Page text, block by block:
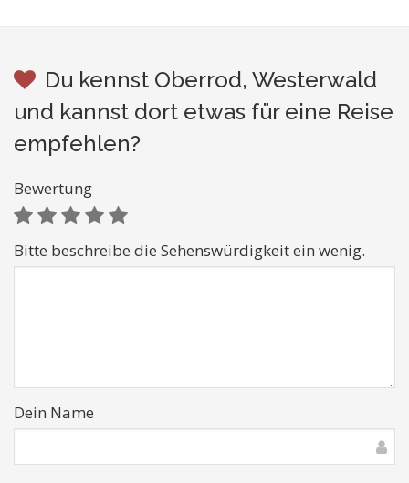
Du kennst Oberrod, Westerwald
und kannst dort etwas für eine Reise
empfehlen?
Bewertung
Bitte beschreibe die Sehenswürdigkeit ein wenig.
Dein Name